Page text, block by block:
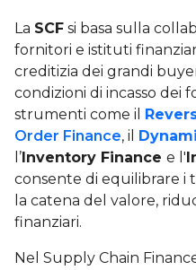
La SCF si basa sulla
fornitori e istituti
creditizia dei grandi
condizioni di incasso dei
strumenti come il
Order Finance, il
l’Inventory Finance e l'
consente di equilibrare i
la catena del valore,
finanziari.
Nel Supply Chain